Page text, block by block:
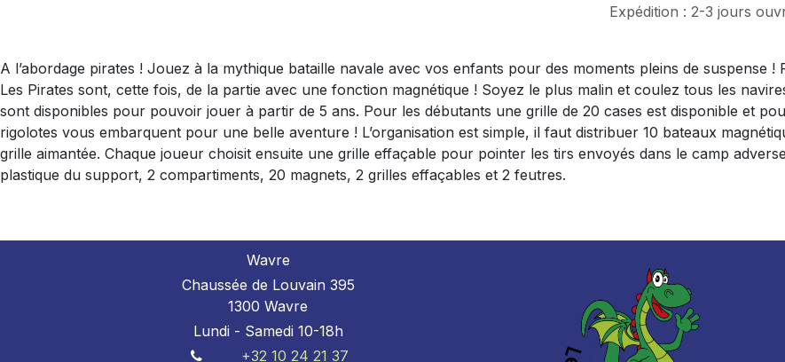
Expédition : 2-3 jours
A l’abordage pirates ! Jouez à la mythique bataille navale avec vos enfants pour des moments pleins de suspense
Les Pirates sont, cette fois, de la partie avec une fonction magnétique ! Soyez le plus malin et coulez tous les
sont disponibles pour pouvoir jouer à partir de 5 ans. Pour les débutants une grille de 20 cases est disponible et
rigolotes vous embarquent pour une belle aventure ! L’organisation est simple, il faut distribuer 10 bateaux
grille aimantée. Chaque joueur choisit ensuite une grille effaçable pour pointer les tirs envoyés dans le camp
plastique du support, 2 compartiments, 20 magnets, 2 grilles effaçables et 2 feutres.
Wavre
Chaussée de Louvain 395
1300 Wavre
Lundi - Samedi 10-18h
+32 10 24 21 37